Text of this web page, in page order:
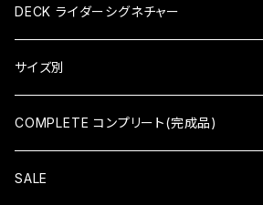
KID'S COMPLETE キッズコンプリート
KID'S DECK キッズデッキ
DECK ライダーシグネチャー
HIROKI SAEGUSA (三枝博貴)
HIDEAKI HAYASHI（林秀晃）
TATSUMA TAMANO（玉野辰磨）
サイズ別
7×28（KID'S）
7.375×29.4（KID'S）
COMPLETE コンプリート(完成品)
COMPLETE コンプリート
SALE